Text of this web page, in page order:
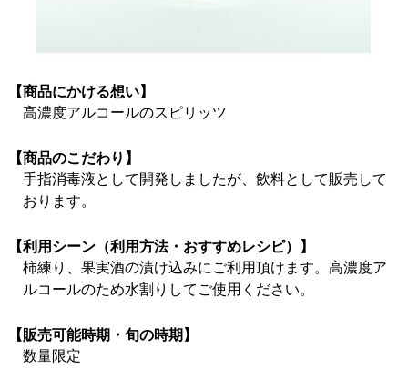
【商品にかける想い】
高濃度アルコールのスピリッツ
【商品のこだわり】
手指消毒液として開発しましたが、飲料として販売して
おります。
【利用シーン（利用方法・おすすめレシピ）】
柿練り、果実酒の漬け込みにご利用頂けます。高濃度ア
ルコールのため水割りしてご使用ください。
【販売可能時期・旬の時期】
数量限定